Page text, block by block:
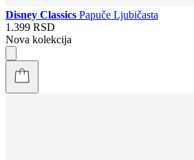
Disney Classics Papuče Ljubičasta
1.399 RSD
Nova kolekcija